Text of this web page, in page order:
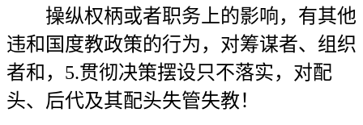
操纵权柄或者职务上的影响，有其他
违和国度教政策的行为，对筹谋者、组织
者和，5.贯彻决策摆设只不落实，对配
头、后代及其配头失管失教！